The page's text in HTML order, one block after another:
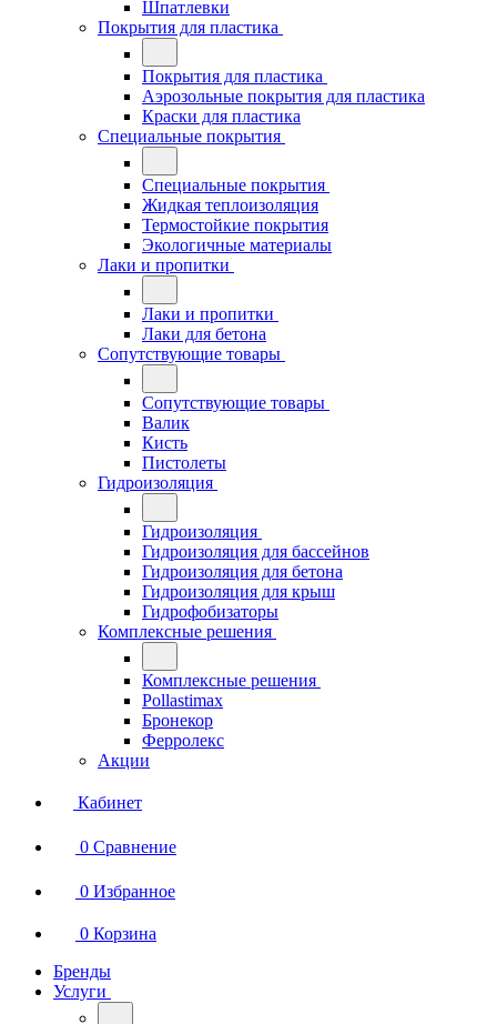
Шпатлевки
Покрытия для пластика
Покрытия для пластика
Аэрозольные покрытия для пластика
Краски для пластика
Специальные покрытия
Специальные покрытия
Жидкая теплоизоляция
Термостойкие покрытия
Экологичные материалы
Лаки и пропитки
Лаки и пропитки
Лаки для бетона
Сопутствующие товары
Сопутствующие товары
Валик
Кисть
Пистолеты
Гидроизоляция
Гидроизоляция
Гидроизоляция для бассейнов
Гидроизоляция для бетона
Гидроизоляция для крыш
Гидрофобизаторы
Комплексные решения
Комплексные решения
Pollastimax
Бронекор
Ферролекс
Акции
Кабинет
0 Сравнение
0 Избранное
0 Корзина
Бренды
Услуги